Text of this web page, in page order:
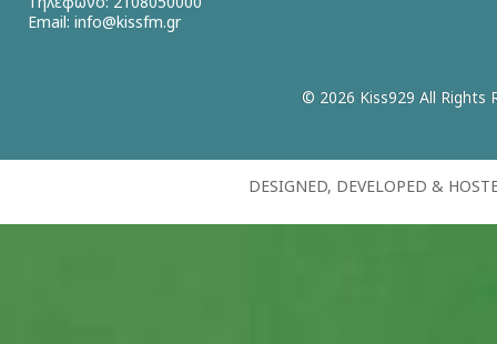
Email: info@kissfm.gr
© 2026 Kiss929 All Rights
DESIGNED, DEVELOPED &